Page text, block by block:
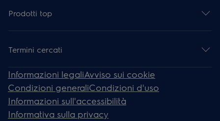
Prodotti top
Termini cercati
Informazioni legaliAvviso sui cookie
Condizioni generaliCondizioni d'uso
Informazioni sull'accessibilità
Informativa sulla privacy